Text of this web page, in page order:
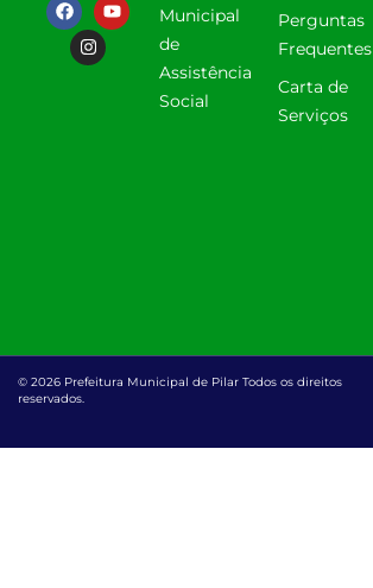
Municipal
de
Assistência
Social
Perguntas
Frequentes
Carta de
Serviços
© 2026 Prefeitura Municipal de Pilar Todos os direitos
reservados.